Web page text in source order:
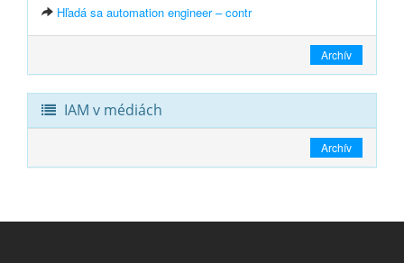
Hľadá sa automation engineer – contr
Archív
IAM v médiách
Archív